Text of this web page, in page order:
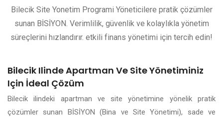
Bilecik Site Yonetim Programi Yöneticilere pratik çözümler
sunan BİSİYON. Verimlilik, güvenlik ve kolaylıkla yönetim
süreçlerini hızlandırır. etkili finans yönetimi için tercih edin!
Bilecik Ilinde Apartman Ve Site Yönetiminiz
Için İdeal Çözüm
Bilecik ilindeki apartman ve site yönetimine yönelik pratik
çözümler sunan BİSİYON (Bina ve Site Yönetimi), sade ve